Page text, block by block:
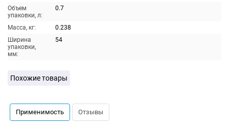
Объем
упаковки, л:
0.7
Масса, кг:
0.238
Ширина
упаковки,
мм:
54
Похожие товары
Применимость Отзывы